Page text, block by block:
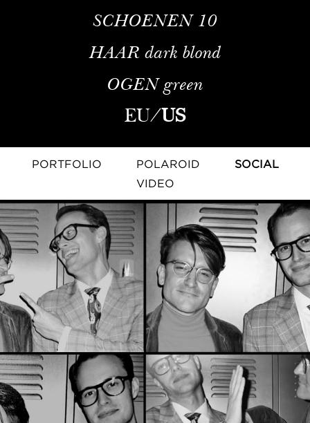
SCHOENEN 10
HAAR dark blond
OGEN green
EU/US
PORTFOLIO POLAROID
SOCIAL
VIDEO